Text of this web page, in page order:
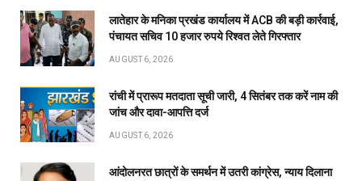
लातेहार के मनिका प्रखंड कार्यालय में ACB की बड़ी कार्रवाई,
पंचायत सचिव 10 हजार रुपये रिश्वत लेते गिरफ्तार
AUGUST 6, 2026
रांची में प्रारूप मतदाता सूची जारी, 4 सितंबर तक करें नाम की
जांच और दावा-आपत्ति दर्ज
AUGUST 6, 2026
आंदोलनरत छात्रों के समर्थन में उतरी कांग्रेस, न्याय दिलाना